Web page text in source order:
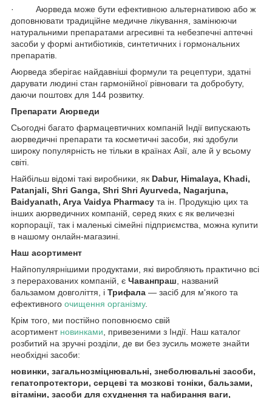
· Аюрведа може бути ефективною альтернативою або ж
доповнювати традиційне медичне лікування, замінюючи
натуральними препаратами агресивні та небезпечні аптечні
засоби у формі антибіотиків, синтетичних і гормональних
препаратів.
Аюрведа зберігає найдавніші формули та рецептури, здатні
дарувати людині стан гармонійної рівноваги та добробуту,
даючи поштовх для 144 розвитку.
Препарати Аюрведи
Сьогодні багато фармацевтичних компаній Індії випускають
аюрведичні препарати та косметичні засоби, які здобули
широку популярність не тільки в країнах Азії, але й у всьому
світі.
Найбільш відомі такі виробники, як Dabur, Himalaya, Khadi,
Patanjali, Shri Ganga, Shri Shri Ayurveda, Nagarjuna,
Baidyanath, Arya Vaidya Pharmacy та ін. Продукцію цих та
інших аюрведичних компаній, серед яких є як величезні
корпорації, так і маленькі сімейні підприємства, можна купити
в нашому онлайн-магазині.
Наш асортимент
Найпопулярнішими продуктами, які виробляють практично всі
з перерахованих компаній, є Чаванпраш , названий
бальзамом довголіття, і Трифала — засіб для м'якого та
ефективного очищення організму.
Крім того, ми постійно поповнюємо свій
асортимент новинками , привезеними з Індії. Наш каталог
розбитий на зручні розділи, де ви без зусиль можете знайти
необхідні засоби:
новинки, загальнозміцнювальні, знеболювальні засоби,
гепатопротектори, серцеві та мозкові тоніки, бальзами,
вітаміни, засоби для схуднення та набирання ваги,